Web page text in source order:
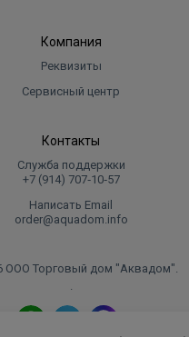
Компания
Реквизиты
Сервисный центр
Контакты
Служба поддержки
+7 (914) 707‑10‑57
Написать Email
order@aquadom.info
ООО Торговый дом "Аквадом".
.